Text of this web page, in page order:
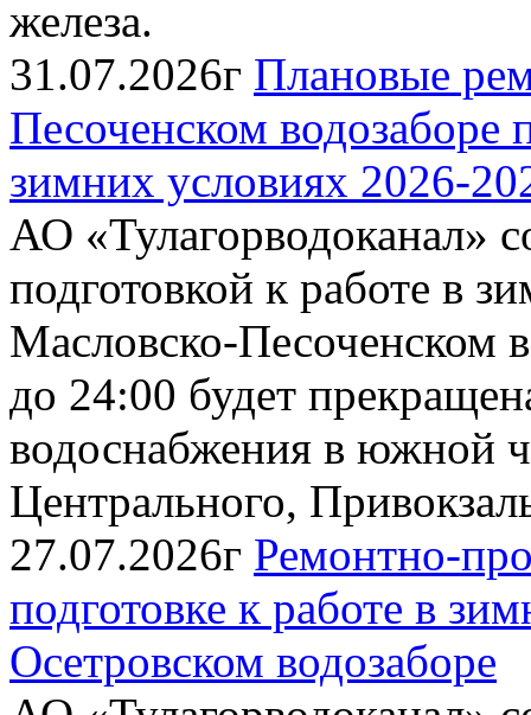
железа.
31.07.2026г Плановые
Песоченском водозаборе
зимних условиях 2026-
АО «Тулагорводоканал»
подготовкой к работе в
Масловско-Песоченском
до 24:00 будет
водоснабжения в южной
Центрального,
27.07.2026г Ремонтно-
подготовке к работе в
Осетровском водозаборе